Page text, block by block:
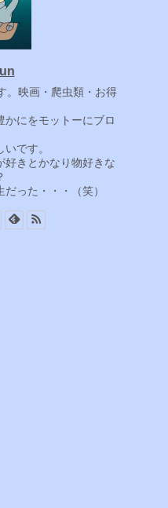
。映画・爬虫類・お得
かにをモットーにブロ
です。
好きとかなり物好きな
った・・・（笑）